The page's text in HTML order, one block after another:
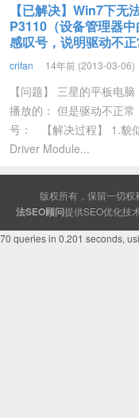
【已解决】Win7下无
P3110（设备管理器
感叹号，说明驱动不正
crifan 14年前 (2013-03-06)
【问题】 三星的平板电
播放的： 但是驱动不正
号： 【解决过程】 1.貌
Driver Module...
版权所有，保留一切权
法SEO顾问提供SEO优化技
70 queries in 0.201 seconds,